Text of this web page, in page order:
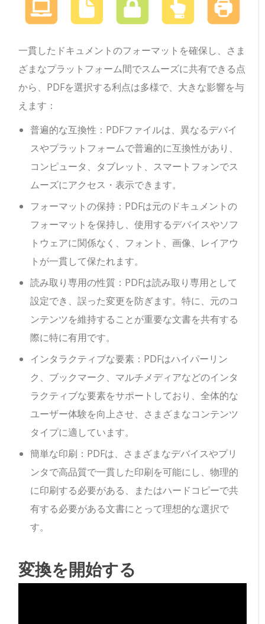
一貫したドキュメントのフォーマットを確保し、さま
ざまなプラットフォーム間でスムーズに共有できる点
から、PDFを選択する利点は多様で、大きな影響を与
えます：
普遍的な互換性：PDFファイルは、異なるデバイ
スやプラットフォームで普遍的に互換性があり、
コンピュータ、タブレット、スマートフォンでス
ムーズにアクセス・表示できます。
フォーマットの保持：PDFは元のドキュメントの
フォーマットを保持し、使用するデバイスやソフ
トウェアに関係なく、フォント、画像、レイアウ
トが一貫して保たれます。
読み取り専用の性質：PDFは読み取り専用として
設定でき、誤った変更を防ぎます。特に、元のコ
ンテンツを維持することが重要な文書を共有する
際に特に有用です。
インタラクティブな要素：PDFはハイパーリン
ク、ブックマーク、マルチメディアなどのインタ
ラクティブな要素をサポートしており、全体的な
ユーザー体験を向上させ、さまざまなコンテンツ
タイプに適しています。
簡単な印刷：PDFは、さまざまなデバイスやプリ
ンタで高品質で一貫した印刷を可能にし、物理的
に印刷する必要がある、またはハードコピーで共
有する必要がある文書にとって理想的な選択で
す。
変換を開始する